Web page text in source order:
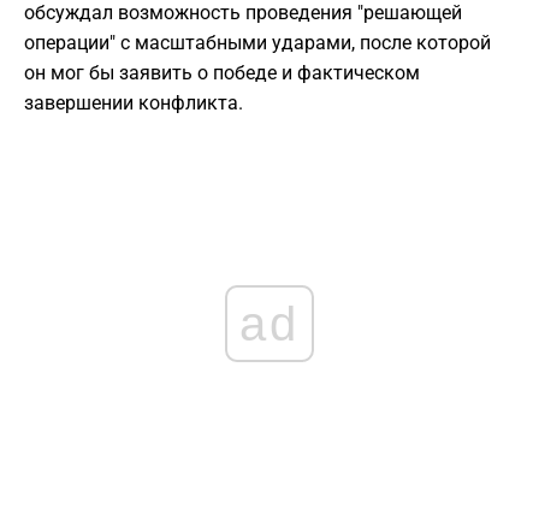
обсуждал возможность проведения "решающей
операции" с масштабными ударами, после которой
он мог бы заявить о победе и фактическом
завершении конфликта.
ad